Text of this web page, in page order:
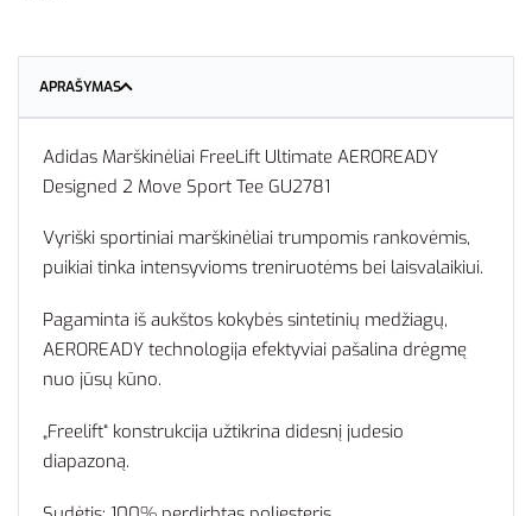
APRAŠYMAS
Adidas Marškinėliai FreeLift Ultimate AEROREADY
Designed 2 Move Sport Tee GU2781
Vyriški sportiniai marškinėliai trumpomis rankovėmis,
puikiai tinka intensyvioms treniruotėms bei laisvalaikiui.
Pagaminta iš aukštos kokybės sintetinių medžiagų,
AEROREADY technologija efektyviai pašalina drėgmę
nuo jūsų kūno.
„Freelift“ konstrukcija užtikrina didesnį judesio
diapazoną.